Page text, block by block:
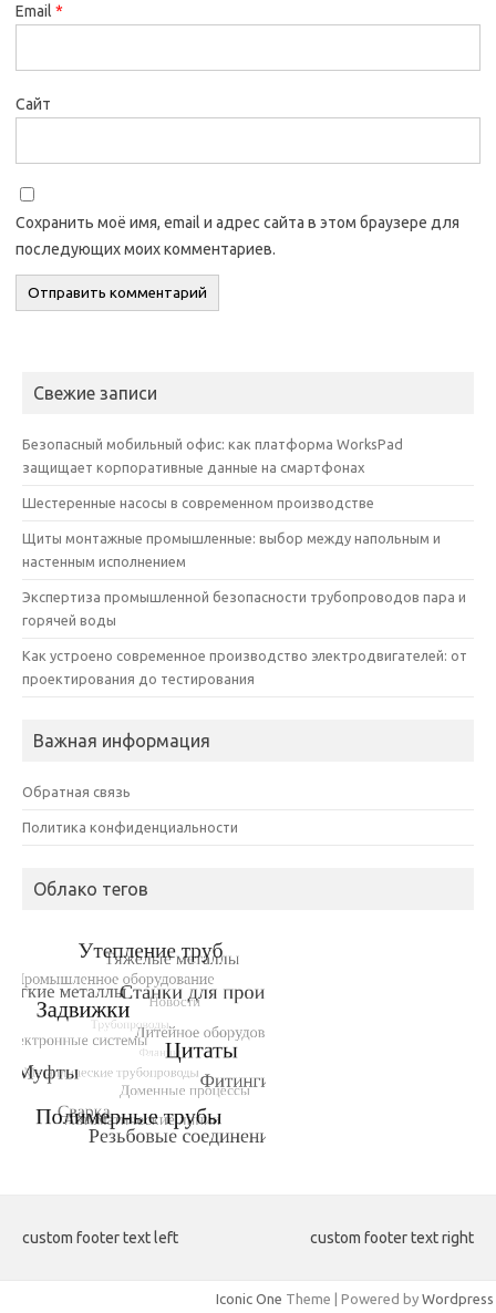
Email *
Сайт
Сохранить моё имя, email и адрес сайта в этом браузере для
последующих моих комментариев.
Свежие записи
Безопасный мобильный офис: как платформа WorksPad
защищает корпоративные данные на смартфонах
Шестеренные насосы в современном производстве
Щиты монтажные промышленные: выбор между напольным и
настенным исполнением
Экспертиза промышленной безопасности трубопроводов пара и
горячей воды
Как устроено современное производство электродвигателей: от
проектирования до тестирования
Важная информация
Обратная связь
Политика конфиденциальности
Облако тегов
custom footer text left custom footer text right
Iconic One Theme | Powered by Wordpress